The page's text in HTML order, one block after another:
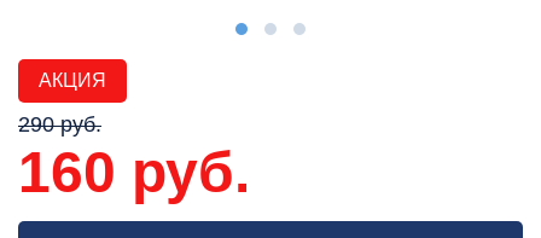
АКЦИЯ
290 руб.
160 руб.